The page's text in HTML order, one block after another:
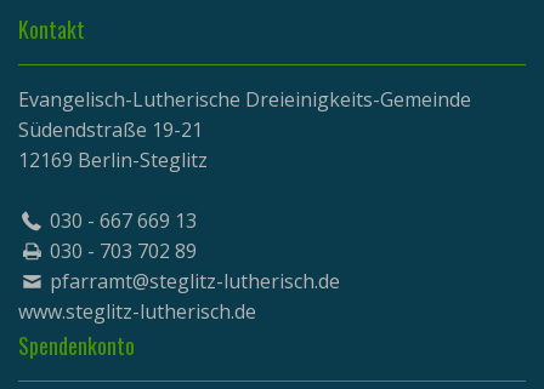
Kontakt
Evangelisch-Lutherische Dreieinigkeits-Gemeinde
Südendstraße 19-21
12169 Berlin-Steglitz
030 - 667 669 13
030 - 703 702 89
pfarramt@steglitz-lutherisch.de
www.steglitz-lutherisch.de
Spendenkonto